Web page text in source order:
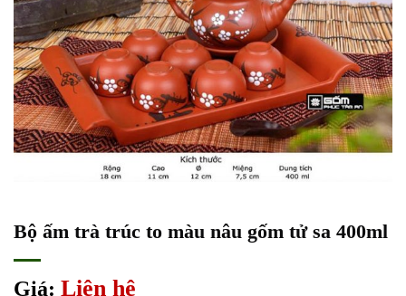
Bộ ấm trà trúc to màu nâu gốm tử sa 400ml
Giá: Liên hệ